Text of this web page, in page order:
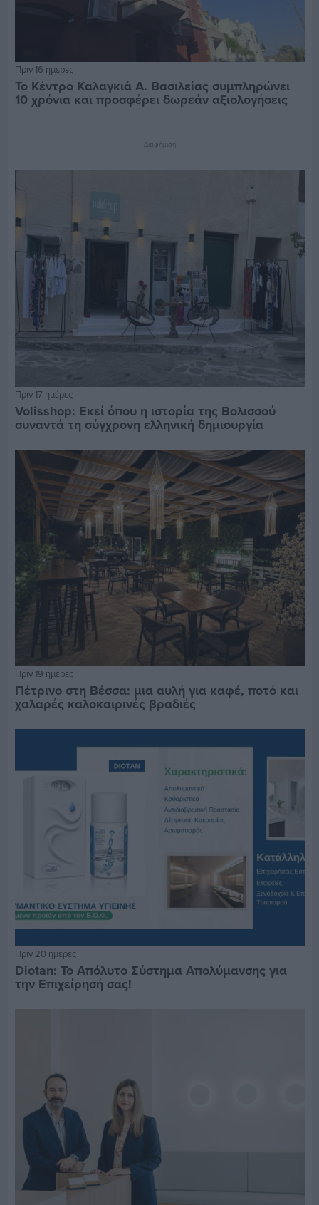
Πριν 16 ημέρες
Το Κέντρο Καλαγκιά Α. Βασιλείας συμπληρώνει
10 χρόνια και προσφέρει δωρεάν αξιολογήσεις
Διαφήμιση
Πριν 17 ημέρες
Volisshop: Εκεί όπου η ιστορία της Βολισσού
συναντά τη σύγχρονη ελληνική δημιουργία
Πριν 19 ημέρες
Πέτρινο στη Βέσσα: μια αυλή για καφέ, ποτό και
χαλαρές καλοκαιρινές βραδιές
Πριν 20 ημέρες
Diotan: Το Απόλυτο Σύστημα Απολύμανσης για
την Επιχείρησή σας!